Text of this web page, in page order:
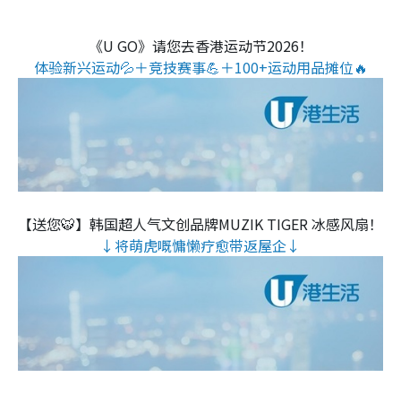
《U GO》请您去香港运动节2026！
体验新兴运动💦＋竞技赛事💪＋100+运动用品摊位🔥
【送您🐯】韩国超人气文创品牌MUZIK TIGER 冰感风扇！
↓将萌虎嘅慵懒疗愈带返屋企↓